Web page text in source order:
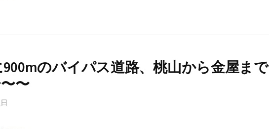
900mのバイパス道路、桃山から金屋まで
〜